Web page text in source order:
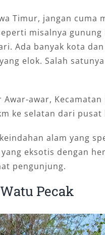
Timur, jangan cuma
misalnya gunung
Ada banyak kota
elok. Salah
awar,
ke selatan dari pusat
alam yang
eksotis dengan
pengunjung.
Pecak